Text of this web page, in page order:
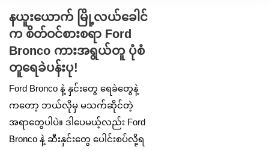
Larger
Image
နယူးယောက် မြို့လယ်ခေါင်
က စိတ်ဝင်စားစရာ Ford
Bronco ကားအရွယ်တူ ပုံစံ
တူရေခဲပန်းပု!
Ford Bronco နဲ့ နှင်းတွေ ရေခဲတွေနဲ့
ကတော့ ဘယ်လိုမှ မသက်ဆိုင်တဲ့
အရာတွေပါပဲ။ ဒါပေမယ့်လည်း Ford
Bronco နဲ့ ဆီးနှင်းတွေ ပေါင်းစပ်လို့ရ